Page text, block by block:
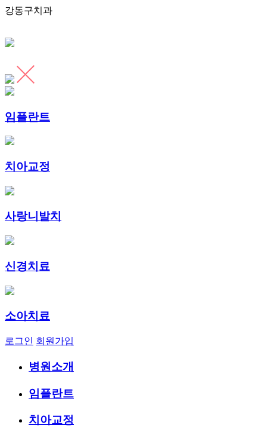
강동구치과
임플란트
치아교정
사랑니발치
신경치료
소아치료
로그인 회원가입
병원소개
임플란트
치아교정